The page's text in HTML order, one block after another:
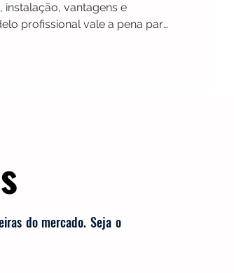
vantagens e
profissional vale a pena para
do mercado. Seja o